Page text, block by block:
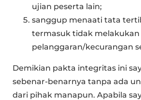
ujian peserta lain;
sanggup menaati tata
termasuk tidak melakukan
pelanggaran/kecurangan
Demikian pakta integritas ini
sebenar-benarnya tanpa ada
dari pihak manapun. Apabila